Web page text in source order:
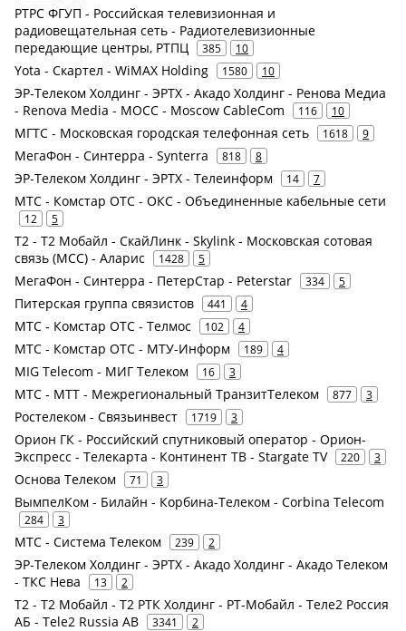
РТРС ФГУП - Российская телевизионная и
радиовещательная сеть - Радиотелевизионные
передающие центры, РТПЦ
385 10
Yota - Скартел - WiMAX Holding 1580 10
ЭР-Телеком Холдинг - ЭРТХ - Акадо Холдинг - Ренова Медиа
- Renova Media - MOCC - Moscow CableCom
116 10
МГТС - Московская городская телефонная сеть 1618 9
МегаФон - Синтерра - Synterra 818 8
ЭР-Телеком Холдинг - ЭРТХ - Телеинформ 14 7
МТС - Комстар ОТС - ОКС - Объединенные кабельные сети
12 5
Т2 - Т2 Мобайл - СкайЛинк - Skylink - Московская сотовая
связь (МСС) - Аларис
1428 5
МегаФон - Синтерра - ПетерСтар - Peterstar 334 5
Питерская группа связистов 441 4
МТС - Комстар ОТС - Телмос 102 4
МТС - Комстар ОТС - МТУ-Информ 189 4
MIG Telecom - МИГ Телеком 16 3
МТС - МТТ - Межрегиональный ТранзитТелеком 877 3
Ростелеком - Связьинвест 1719 3
Орион ГК - Российский спутниковый оператор - Орион-
Экспресс - Телекарта - Континент ТВ - Stargate TV
220 3
Основа Телеком 71 3
ВымпелКом - Билайн - Корбина-Телеком - Corbina Telecom
284 3
МТС - Система Телеком 239 2
ЭР-Телеком Холдинг - ЭРТХ - Акадо Холдинг - Акадо Телеком
- ТКС Нева
13 2
Т2 - Т2 Мобайл - Т2 РТК Холдинг - РТ-Мобайл - Теле2 Россия
АБ - Tele2 Russia AB
3341 2